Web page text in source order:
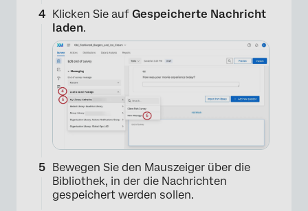
Klicken Sie auf Gespeicherte Nachricht
laden.
Bewegen Sie den Mauszeiger über die
Bibliothek, in der die Nachrichten
gespeichert werden sollen.